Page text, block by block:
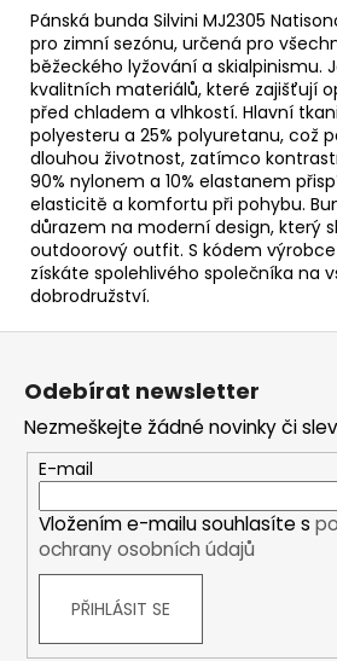
Pánská bunda Silvini MJ2305
pro zimní sezónu, určená pro
běžeckého lyžování a skialpinismu.
kvalitních materiálů, které zajišťují
před chladem a vlhkostí. Hlavní
polyesteru a 25% polyuretanu, což
dlouhou životnost, zatímco
90% nylonem a 10% elastanem
elasticitě a komfortu při pohybu.
důrazem na moderní design, který
outdoorový outfit. S kódem
získáte spolehlivého společníka na
dobrodružství.
Z
Odebírat newsletter
Nezmeškejte žádné novinky či
E-mail
Vložením e-mailu souhlasíte s
ochrany osobních údajů
PŘIHLÁSIT SE